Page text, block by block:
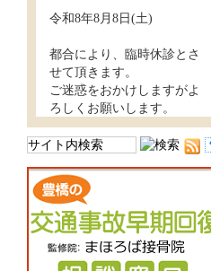
令和8年8月8日(土)
都合により、臨時休診とさ
せて頂きます。
ご迷惑をおかけしますがよ
ろしくお願いします。